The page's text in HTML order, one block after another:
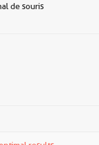
de souris